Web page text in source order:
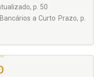
p. 50
a Curto Prazo, p.